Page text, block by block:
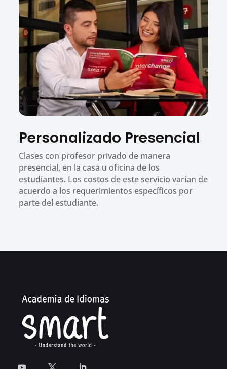
Personalizado Presencial
Clases con profesor privado de manera
presencial, en la casa u oficina de los
estudiantes. Los costos de este servicio varían de
acuerdo a los requerimientos específicos por
parte del estudiante.